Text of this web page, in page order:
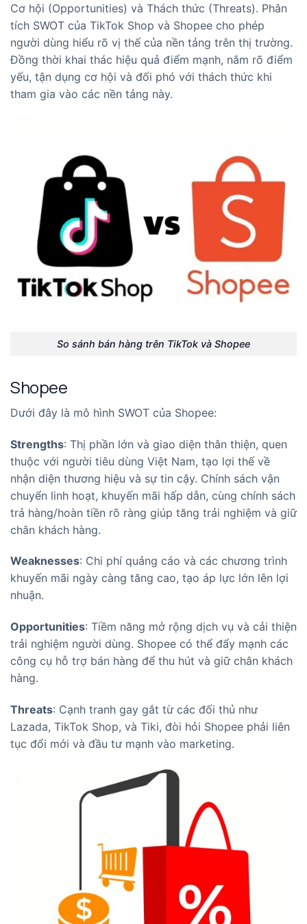
Cơ hội (Opportunities) và Thách thức (Threats). Phân
tích SWOT của TikTok Shop và Shopee cho phép
người dùng hiểu rõ vị thế của nền tảng trên thị trường.
Đồng thời khai thác hiệu quả điểm mạnh, nắm rõ điểm
yếu, tận dụng cơ hội và đối phó với thách thức khi
tham gia vào các nền tảng này.
So sánh bán hàng trên TikTok và Shopee
Shopee
Dưới đây là mô hình SWOT của Shopee:
Strengths: Thị phần lớn và giao diện thân thiện, quen
thuộc với người tiêu dùng Việt Nam, tạo lợi thế về
nhận diện thương hiệu và sự tin cậy. Chính sách vận
chuyển linh hoạt, khuyến mãi hấp dẫn, cùng chính sách
trả hàng/hoàn tiền rõ ràng giúp tăng trải nghiệm và giữ
chân khách hàng.
Weaknesses: Chi phí quảng cáo và các chương trình
khuyến mãi ngày càng tăng cao, tạo áp lực lớn lên lợi
nhuận.
Opportunities: Tiềm năng mở rộng dịch vụ và cải thiện
trải nghiệm người dùng. Shopee có thể đẩy mạnh các
công cụ hỗ trợ bán hàng để thu hút và giữ chân khách
hàng.
Threats: Cạnh tranh gay gắt từ các đối thủ như
Lazada, TikTok Shop, và Tiki, đòi hỏi Shopee phải liên
tục đổi mới và đầu tư mạnh vào marketing.